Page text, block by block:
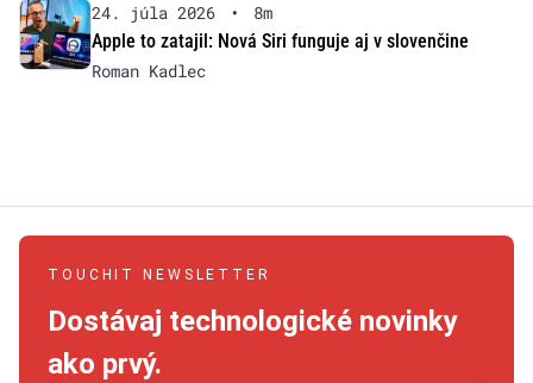
24. júla 2026 •
8m
Apple to zatajil: Nová Siri funguje aj v slovenčine
Roman Kadlec
TOUCHIT NEWSLETTER
Dostávaj technologické novinky
ako prvý.